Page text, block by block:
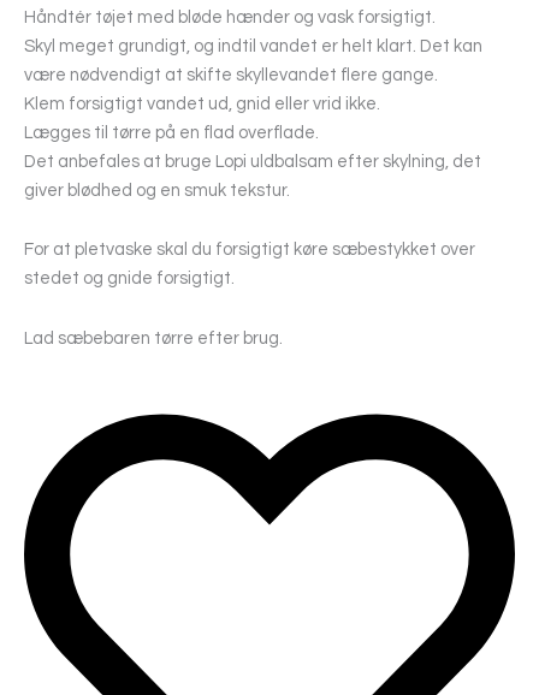
Håndtér tøjet med bløde hænder og vask forsigtigt.
Skyl meget grundigt, og indtil vandet er helt klart. Det kan
være nødvendigt at skifte skyllevandet flere gange.
Klem forsigtigt vandet ud, gnid eller vrid ikke.
Lægges til tørre på en flad overflade.
Det anbefales at bruge Lopi uldbalsam efter skylning, det
giver blødhed og en smuk tekstur.
For at pletvaske skal du forsigtigt køre sæbestykket over
stedet og gnide forsigtigt.
Lad sæbebaren tørre efter brug.